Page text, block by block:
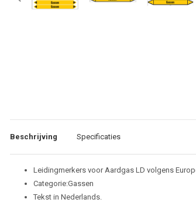
Beschrijving Specificaties
Leidingmerkers voor Aardgas LD volgens
Categorie:Gassen
Tekst in Nederlands.